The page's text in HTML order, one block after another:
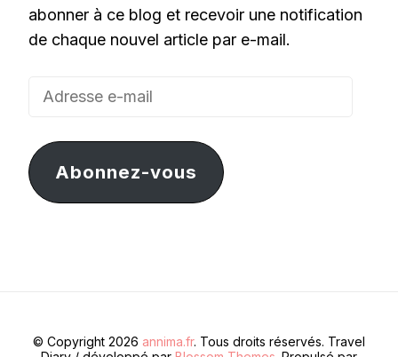
abonner à ce blog et recevoir une notification
de chaque nouvel article par e-mail.
Adresse
mail
Abonnez-vous
© Copyright 2026 annima.fr. Tous droits réservés. Travel